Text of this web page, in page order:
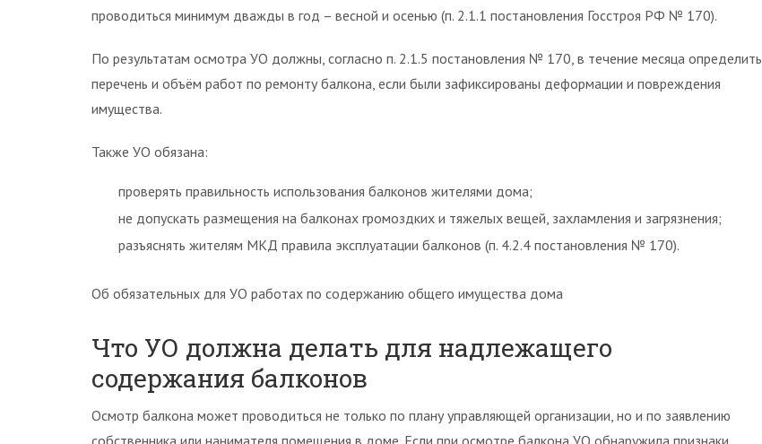
проводиться минимум дважды в год – весной и осенью (п. 2.1.1 постановления Госстроя РФ № 170).
По результатам осмотра УО должны, согласно п. 2.1.5 постановления № 170, в течение месяца определить
перечень и объём работ по ремонту балкона, если были зафиксированы деформации и повреждения
имущества.
Также УО обязана:
проверять правильность использования балконов жителями дома;
не допускать размещения на балконах громоздких и тяжелых вещей, захламления и загрязнения;
разъяснять жителям МКД правила эксплуатации балконов (п. 4.2.4 постановления № 170).
Об обязательных для УО работах по содержанию общего имущества дома
Что УО должна делать для надлежащего
содержания балконов
Осмотр балкона может проводиться не только по плану управляющей организации, но и по заявлению
собственника или нанимателя помещения в доме. Если при осмотре балкона УО обнаружила признаки